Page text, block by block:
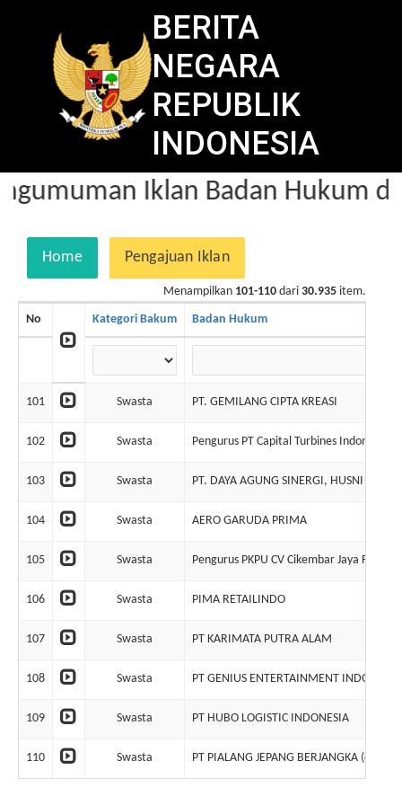
BERITA
NEGARA
REPUBLIK
INDONESIA
Iklan Badan Hukum
Home Pengajuan Iklan
Menampilkan 101-110 dari 30.935 item.
No Kategori Bakum Badan Hukum
101 Swasta PT. GEMILANG CIPTA KREASI
102 Swasta Pengurus PT Capital Turbines Indonesia
103 Swasta PT. DAYA AGUNG SINERGI, HUSNI
104 Swasta AERO GARUDA PRIMA
105 Swasta Pengurus PKPU CV Cikembar Jaya Farm
106 Swasta PIMA RETAILINDO
107 Swasta PT KARIMATA PUTRA ALAM
108 Swasta PT GENIUS ENTERTAINMENT INDONESIA
109 Swasta PT HUBO LOGISTIC INDONESIA
110 Swasta PT PIALANG JEPANG BERJANGKA (dalam